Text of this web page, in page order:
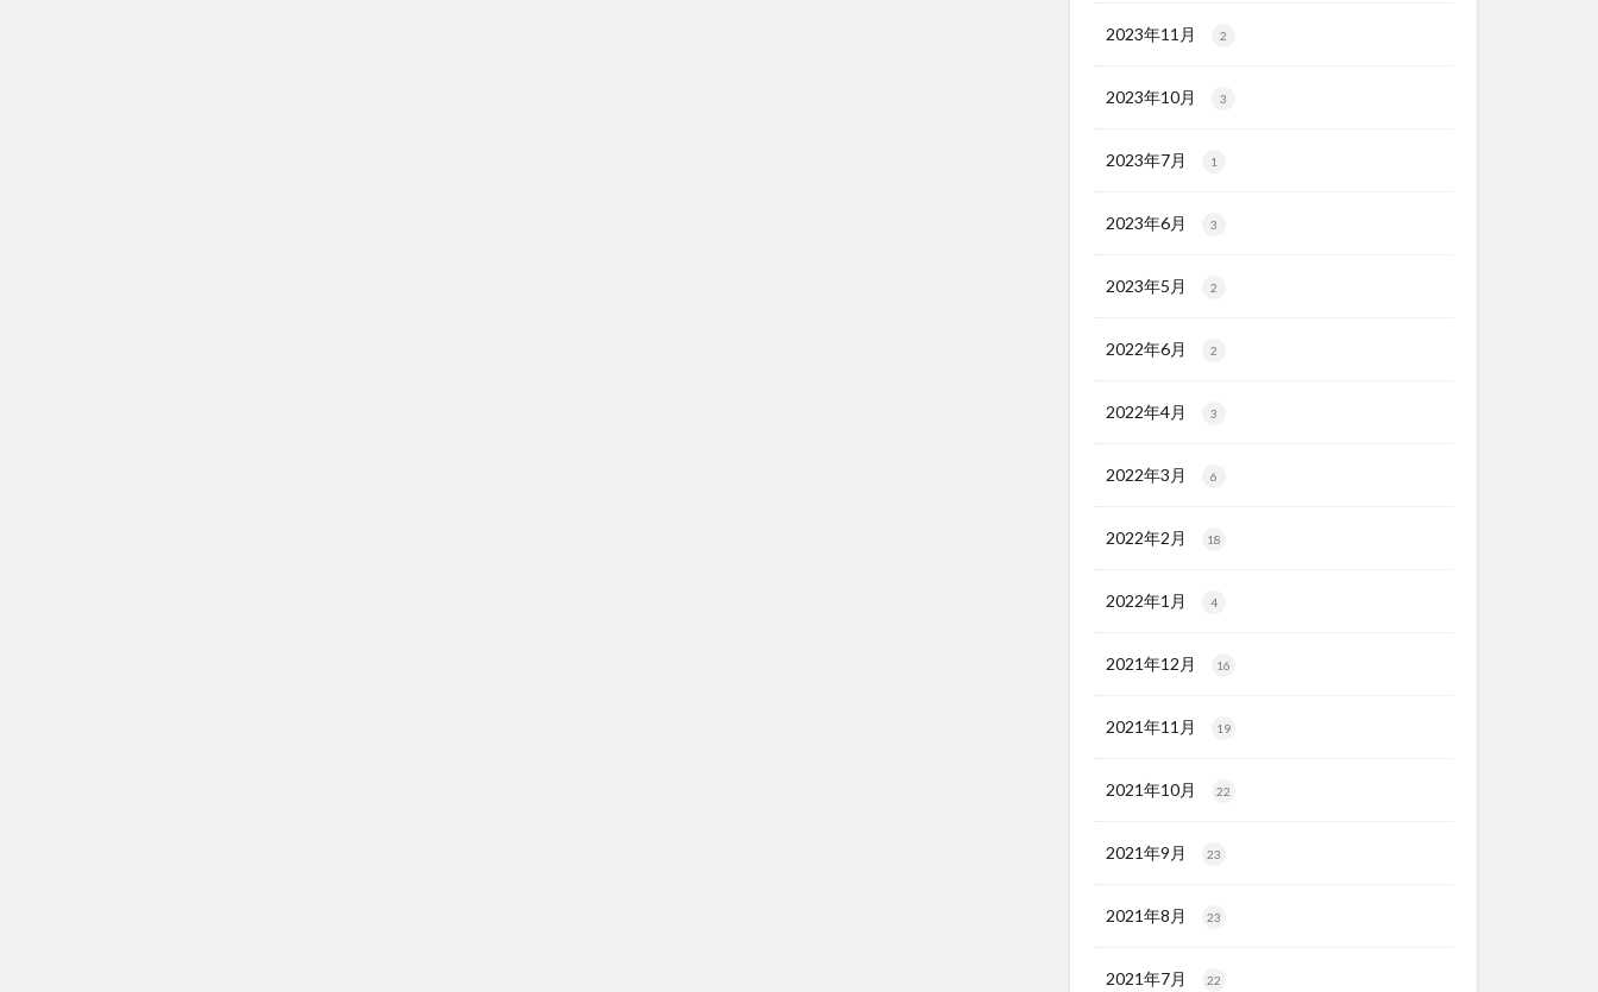
2023年11月 2
2023年10月 3
2023年7月 1
2023年6月 3
2023年5月 2
2022年6月 2
2022年4月 3
2022年3月 6
2022年2月 18
2022年1月 4
2021年12月 16
2021年11月 19
2021年10月 22
2021年9月 23
2021年8月 23
2021年7月 22